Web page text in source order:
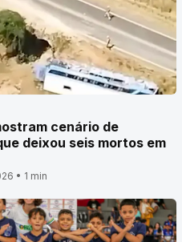
cenário de
deixou seis mortos em
• 1 min